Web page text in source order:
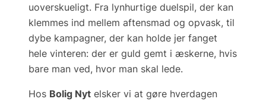
uoverskueligt. Fra lynhurtige duelspil, der kan
klemmes ind mellem aftensmad og opvask, til
dybe kampagner, der kan holde jer fanget
hele vinteren: der er guld gemt i æskerne, hvis
bare man ved, hvor man skal lede.
Hos Bolig Nyt elsker vi at gøre hverdagen